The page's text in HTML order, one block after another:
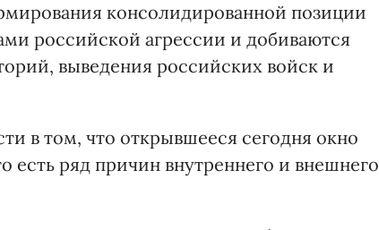
консолидированной позиции
российской агрессии и добиваются
выведения российских войск и
в том, что открывшееся сегодня окно
есть ряд причин внутреннего и внешнего